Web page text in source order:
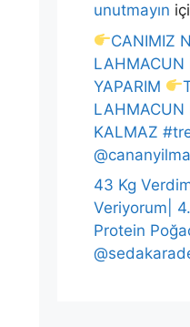
unutmayın
CANIMIZ
LAHMACUN
YAPARIM
LAHMACUN
KALMAZ
43 Kg
Veriyorum|
Protein